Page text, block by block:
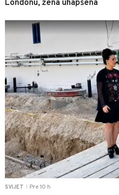
Londonu, žena uhapšena
SVIJET Pre 10 h